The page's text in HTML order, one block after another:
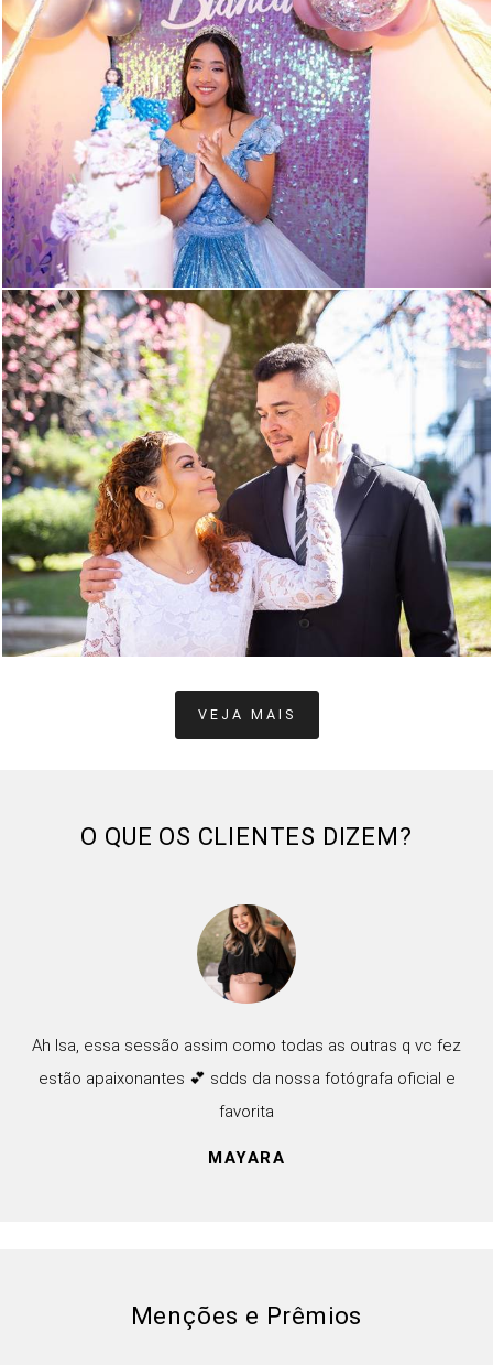
709 19
617 18
VEJA MAIS
O QUE OS CLIENTES DIZEM?
Ah Isa, essa sessão assim como todas as outras q vc fez
estão apaixonantes 💕 sdds da nossa fotógrafa oficial e
favorita
MAYARA
Menções e Prêmios